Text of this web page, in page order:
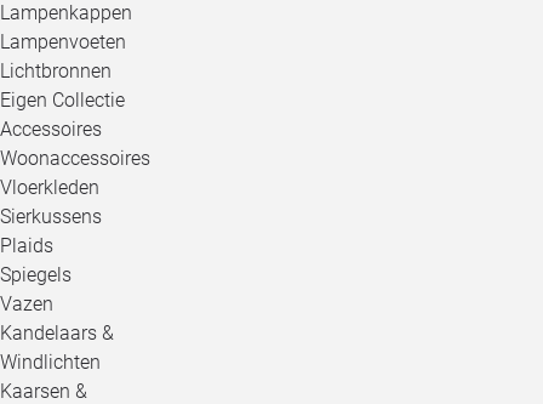
Lampenkappen
Lampenvoeten
Lichtbronnen
Eigen Collectie
Accessoires
Woonaccessoires
Vloerkleden
Sierkussens
Plaids
Spiegels
Vazen
Kandelaars &
Windlichten
Kaarsen &